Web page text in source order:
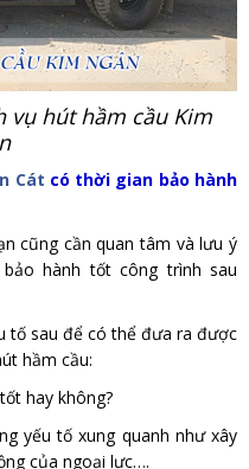
vụ hút hầm cầu Kim
Cát có thời gian bảo hành
cũng cần quan tâm và lưu ý
hành tốt công trình sau
tố sau để có thể đưa ra được
hầm cầu:
hay không?
yếu tố xung quanh như xây
của ngoại lực….